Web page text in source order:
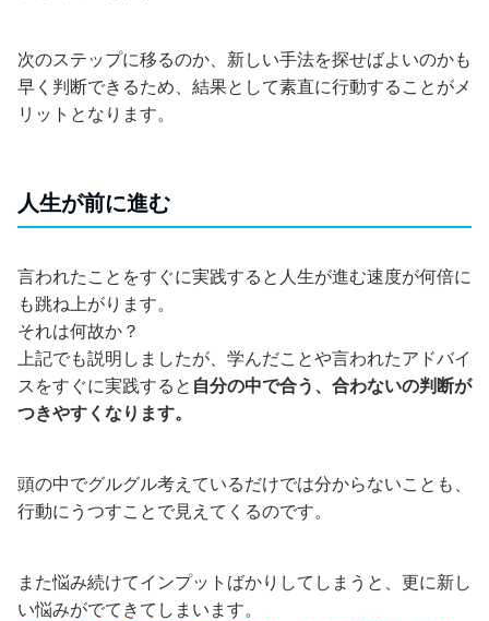
次のステップに移るのか、新しい手法を探せばよいのかも
早く判断できるため、結果として素直に行動することがメ
リットとなります。
人生が前に進む
言われたことをすぐに実践すると人生が進む速度が何倍に
も跳ね上がります。
それは何故か？
上記でも説明しましたが、学んだことや言われたアドバイ
スをすぐに実践すると 自分の中で合う、合わないの判断が
つきやすくなります。
頭の中でグルグル考えているだけでは分からないことも、
行動にうつすことで見えてくるのです。
また悩み続けてインプットばかりしてしまうと、更に新し
い悩みがでてきてしまいます。